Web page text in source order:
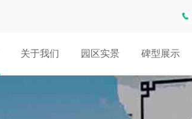
关于我们 园区实景 碑型展示